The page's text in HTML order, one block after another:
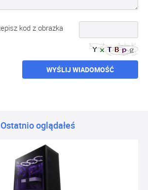
kod z obrazka
WYŚLIJ WIADOMOŚĆ
Ostatnio oglądałeś